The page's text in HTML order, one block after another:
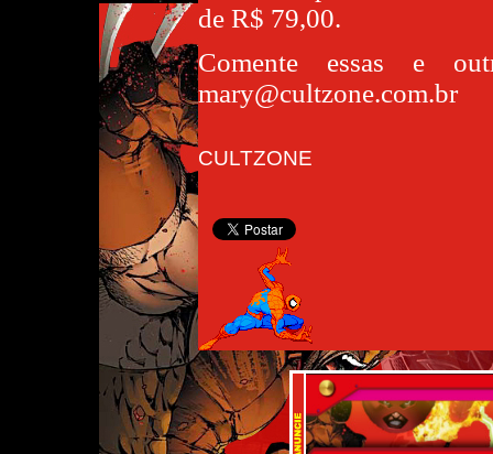
de R$ 79,00.
Comente essas e
mary@cultzone.com.br
CULTZONE